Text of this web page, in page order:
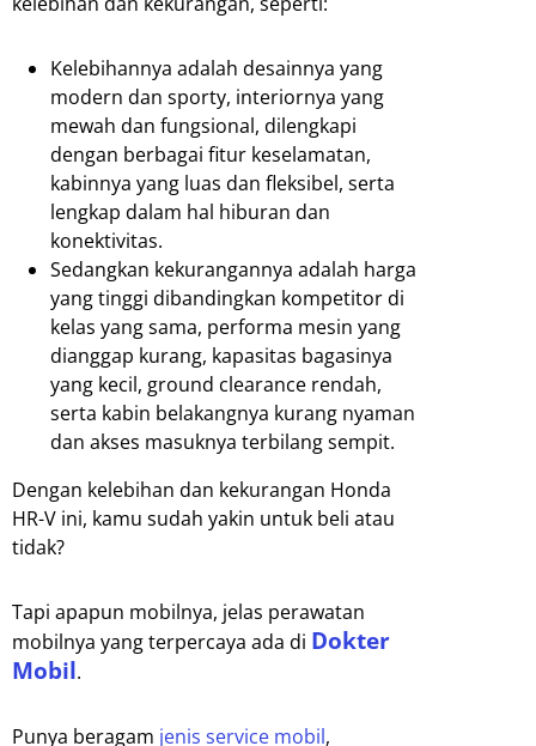
Kelebihannya adalah desainnya yang
modern dan sporty, interiornya yang
mewah dan fungsional, dilengkapi
dengan berbagai fitur keselamatan,
kabinnya yang luas dan fleksibel, serta
lengkap dalam hal hiburan dan
konektivitas.
Sedangkan kekurangannya adalah harga
yang tinggi dibandingkan kompetitor di
kelas yang sama, performa mesin yang
dianggap kurang, kapasitas bagasinya
yang kecil, ground clearance rendah,
serta kabin belakangnya kurang nyaman
dan akses masuknya terbilang sempit.
Dengan kelebihan dan kekurangan Honda
HR-V ini, kamu sudah yakin untuk beli atau
tidak?
Tapi apapun mobilnya, jelas perawatan
mobilnya yang terpercaya ada di Dokter
Mobil.
Punya beragam jenis service mobil,